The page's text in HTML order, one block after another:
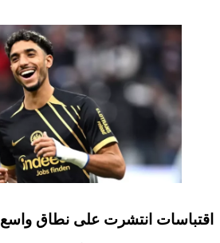
اقتباسات انتشرت على نطاق واسع